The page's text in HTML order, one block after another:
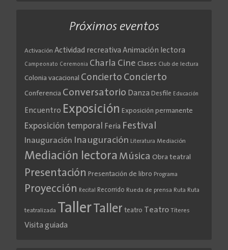
Próximos eventos
Activación Actividad recreativa Animación lectora
Campeonato Ceremonia Charla Cine Clases Club de lectura
Colonia vacacional Concierto Concierto
Conferencia Conversatorio Danza Desfile Educación
Encuentro Exposición Exposición permanente
Exposición temporal Feria Festival
Inauguración Inauguración Literatura Mediación
Mediación lectora Música Obra teatral
Presentación Presentación de libro Programa
Proyección Recital Recorrido Rueda de prensa Ruta Ruta
teatralizada Taller Taller teatro Teatro Títeres
Visita guiada